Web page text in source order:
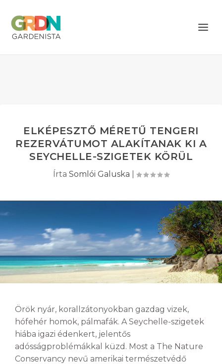
ELKÉPESZTŐ MÉRETŰ TENGERI
REZERVÁTUMOT ALAKÍTANAK KI A
SEYCHELLE-SZIGETEK KÖRÜL
Írta Somlói Galuska
Örök nyár, korallzátonyokban gazdag vizek,
hófehér homok, pálmafák. A Seychelle-szigetek
hiába igazi édenkert, jelentős
adósságproblémákkal küzd. Most a The Nature
Conservancy nevű amerikai természetvédő